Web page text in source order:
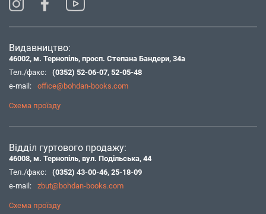
Видавництво:
46002, м. Тернопіль, просп. Степана Бандери, 34а
Тел./факс:
(0352) 52-06-07, 52-05-48
e-mail:
office@bohdan-books.com
Схема проїзду
Відділ гуртового продажу:
46008, м. Тернопіль, вул. Подільська, 44
Тел./факс:
(0352) 43-00-46, 25-18-09
e-mail:
zbut@bohdan-books.com
Схема проїзду